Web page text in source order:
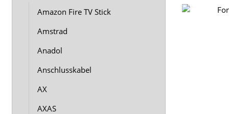
Amazon Fire TV Stick
Amstrad
Anadol
Anschlusskabel
AX
AXAS